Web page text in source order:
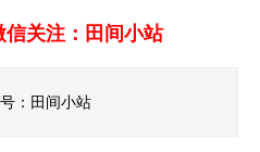
关注：田间小站
：田间小站